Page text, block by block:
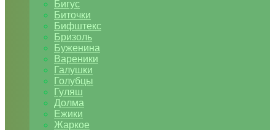
Бигус
Биточки
Бифштекс
Бризоль
Буженина
Вареники
Галушки
Голубцы
Гуляш
Долма
Ежики
Жаркое